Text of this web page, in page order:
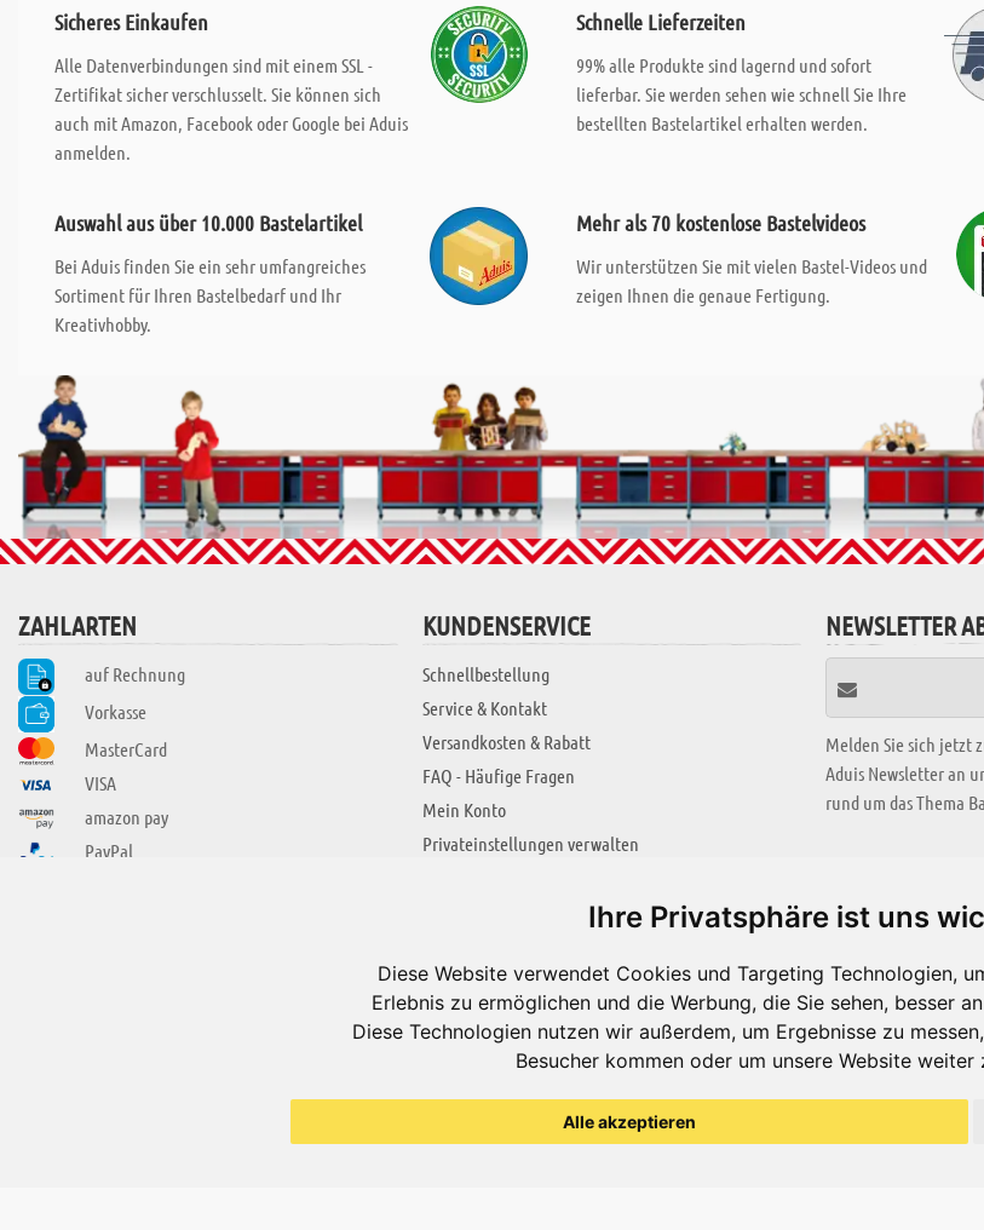
Ihre Privatsphäre ist uns
Diese Website verwendet Cookies und Targeting Technologien,
Erlebnis zu ermöglichen und die Werbung, die Sie sehen, besser
Diese Technologien nutzen wir außerdem, um Ergebnisse zu
Besucher kommen oder um unsere Website weiter
Alle akzeptieren
Sicheres Einkaufen
Alle Datenverbindungen sind mit einem SSL -
Zertifikat sicher verschlusselt. Sie können sich
auch mit Amazon, Facebook oder Google bei Aduis
anmelden.
Schnelle Lieferzeiten
99% alle Produkte sind lagernd und sofort
lieferbar. Sie werden sehen wie schnell Sie Ihre
bestellten Bastelartikel erhalten werden.
Auswahl aus über 10.000 Bastelartikel
Bei Aduis finden Sie ein sehr umfangreiches
Sortiment für Ihren Bastelbedarf und Ihr
Kreativhobby.
Mehr als 70 kostenlose Bastelvideos
Wir unterstützen Sie mit vielen Bastel-Videos und
zeigen Ihnen die genaue Fertigung.
ZAHLARTEN
auf Rechnung
Vorkasse
MasterCard
VISA
amazon pay
PayPal
KUNDENSERVICE
Schnellbestellung
Service & Kontakt
Versandkosten & Rabatt
FAQ - Häufige Fragen
Mein Konto
Privateinstellungen verwalten
NEWSLETTER
Melden Sie sich jetzt
Aduis Newsletter an
rund um das Thema
Jobs
Impressum
Datenschutzerklärung
KREATIV ZONE
Alle Videos
Bastelideen
Arbeitsblätter